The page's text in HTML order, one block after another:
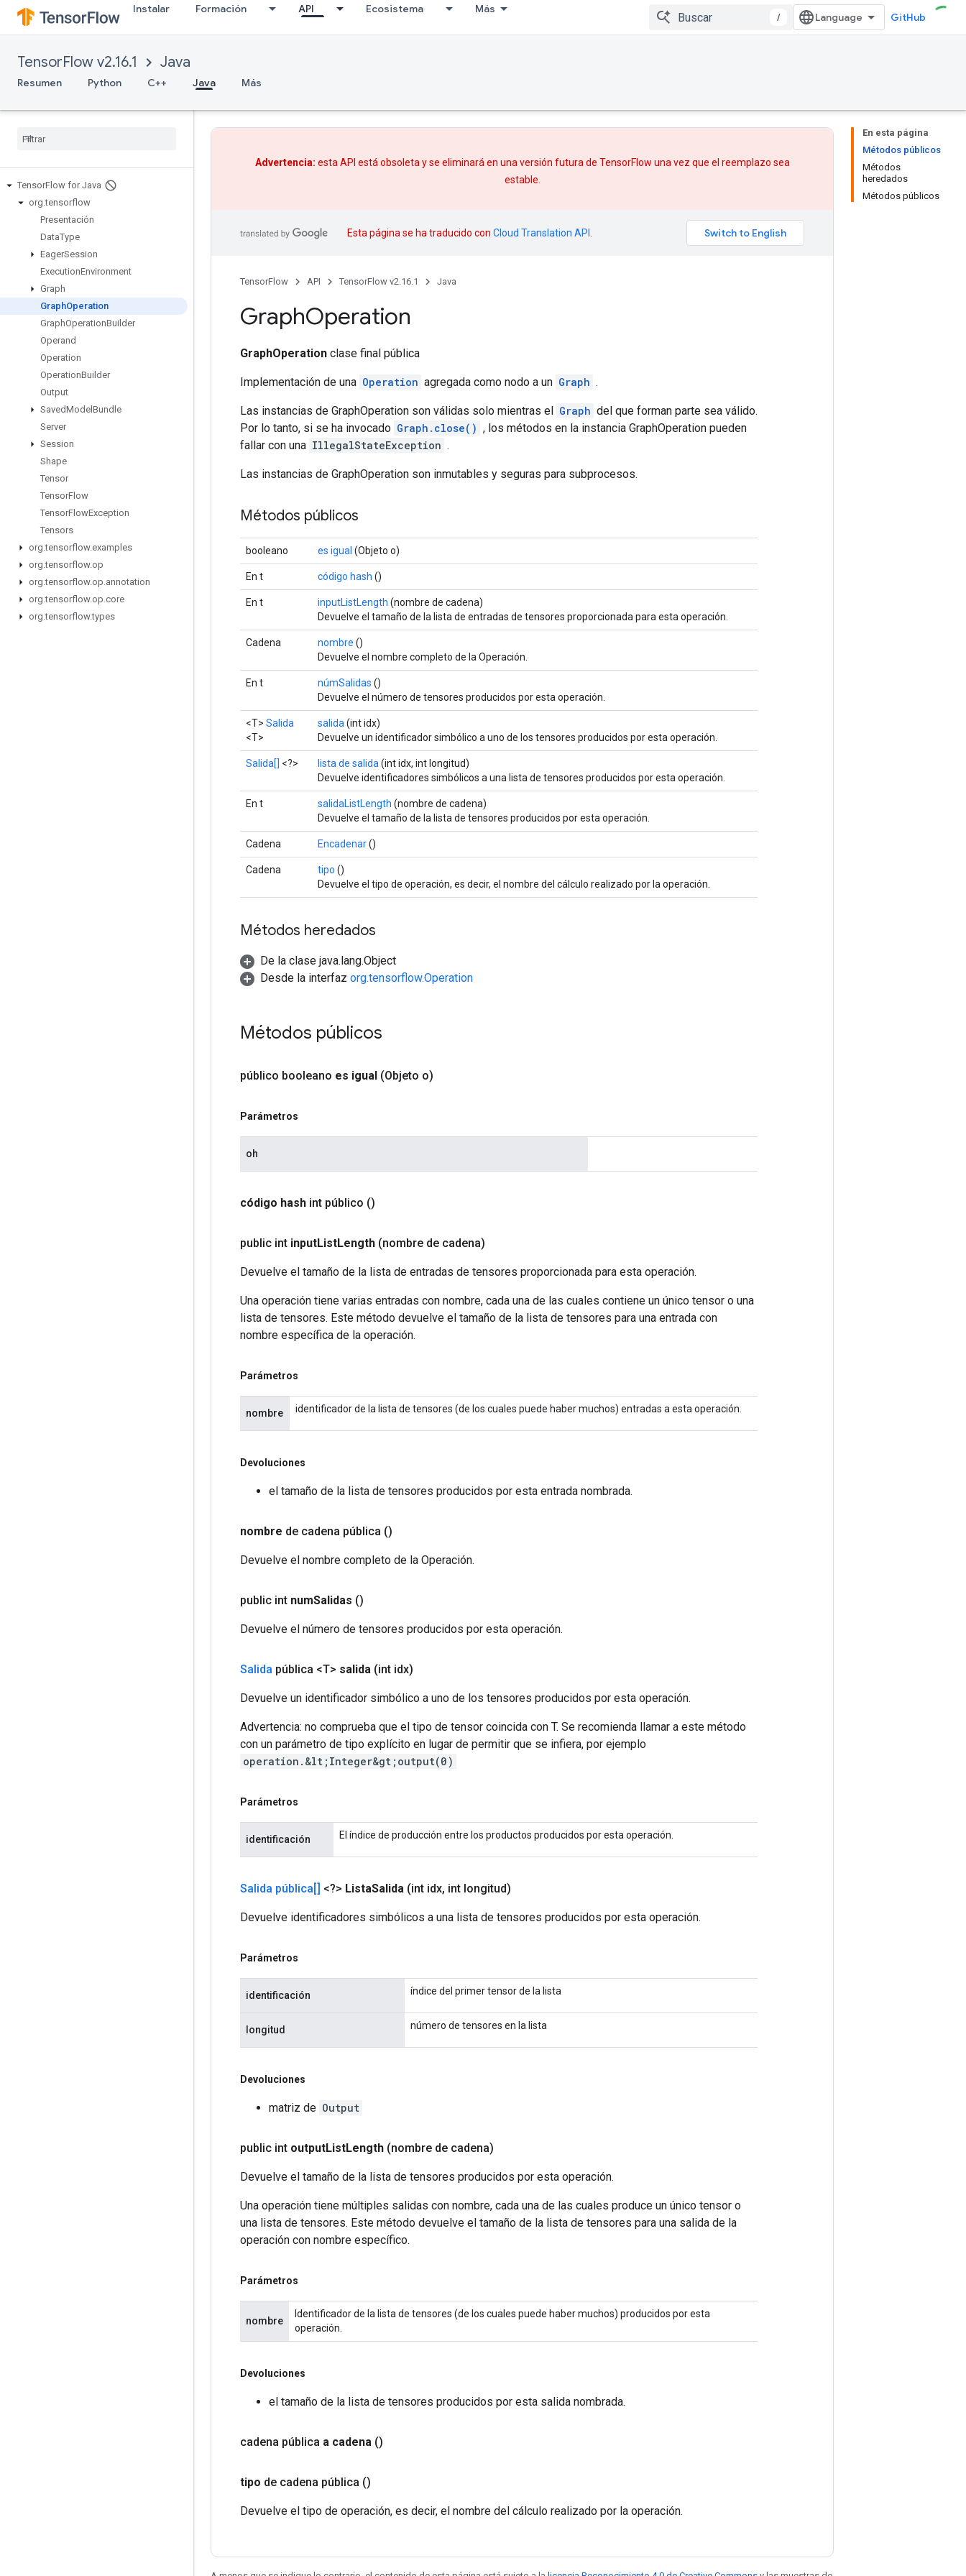
Instalar Formación API Ecosistema Más
/ GitHub
TensorFlow v2.16.1 Java
Resumen Python C++ Java Más
TensorFlow for Java
org.tensorflow
Presentación
DataType
EagerSession
ExecutionEnvironment
Graph
GraphOperation
GraphOperationBuilder
Operand
Operation
OperationBuilder
Output
SavedModel Bundle
Server
Session
Shape
Tensor
TensorFlow
TensorFlowException
Tensors
org.tensorflow.examples
org.tensorflow.op
org.tensorflow.op.annotation
org.tensorflow.op.core
org.tensorflow.types
En esta página
Métodos públicos
Métodos
heredados
Métodos públicos
Advertencia: esta API está obsoleta y se eliminará en una versión futura de TensorFlow una vez que el reemplazo sea
estable.
Esta página se ha traducido con Cloud Translation API
TensorFlow API TensorFlow v2.16.1 Java
GraphOperation
GraphOperation clase final pública
Implementación de una Operation agregada como nodo a un Graph .
Las instancias de GraphOperation son válidas solo mientras el Graph del que forman parte sea válido.
Por lo tanto, si se ha invocado Graph.close() , los métodos en la instancia GraphOperation pueden
fallar con una IllegalStateException .
Las instancias de GraphOperation son inmutables y seguras para subprocesos.
Métodos públicos
booleano es igual (Objeto o)
En t código hash ()
En t inputListLength (nombre de cadena)
Devuelve el tamaño de la lista de entradas de tensores proporcionada para esta operación.
Cadena nombre ()
Devuelve el nombre completo de la Operación.
En t númSalidas ()
Devuelve el número de tensores producidos por esta operación.
<T> Salida
<T>
salida (int idx)
Devuelve un identificador simbólico a uno de los tensores producidos por esta operación.
Salida[] <?> lista de salida (int idx, int longitud)
Devuelve identificadores simbólicos a una lista de tensores producidos por esta operación.
En t salidaListLength (nombre de cadena)
Devuelve el tamaño de la lista de tensores producidos por esta operación.
Cadena Encadenar()
Cadena tipo ()
Devuelve el tipo de operación, es decir, el nombre del cálculo realizado por la operación.
Métodos heredados
De la clase java.lang.Object
Desde la interfaz org.tensorflow.Operation
Métodos públicos
público booleano es igual (Objeto o)
Parámetros
oh
código hash int público ()
public int inputListLength (nombre de cadena)
Devuelve el tamaño de la lista de entradas de tensores proporcionada para esta operación.
Una operación tiene varias entradas con nombre, cada una de las cuales contiene un único tensor o una
lista de tensores. Este método devuelve el tamaño de la lista de tensores para una entrada con
nombre específica de la operación.
Parámetros
nombre identificador de la lista de tensores (de los cuales puede haber muchos) entradas a esta operación.
Devoluciones
el tamaño de la lista de tensores producidos por esta entrada nombrada.
nombre de cadena pública ()
Devuelve el nombre completo de la Operación.
public int numSalidas ()
Devuelve el número de tensores producidos por esta operación.
Salida pública <T> salida (int idx)
Devuelve un identificador simbólico a uno de los tensores producidos por esta operación.
Advertencia: no comprueba que el tipo de tensor coincida con T. Se recomienda llamar a este método
con un parámetro de tipo explícito en lugar de permitir que se infiera, por ejemplo
operation.&lt;Integer&gt;output(0)
Parámetros
identificación El índice de producción entre los productos producidos por esta operación.
Salida pública[] <?> ListaSalida (int idx, int longitud)
Devuelve identificadores simbólicos a una lista de tensores producidos por esta operación.
Parámetros
identificación índice del primer tensor de la lista
longitud número de tensores en la lista
Devoluciones
matriz de Output
public int outputListLength (nombre de cadena)
Devuelve el tamaño de la lista de tensores producidos por esta operación.
Una operación tiene múltiples salidas con nombre, cada una de las cuales produce un único tensor o
una lista de tensores. Este método devuelve el tamaño de la lista de tensores para una salida de la
operación con nombre específico.
Parámetros
nombre
Identificador de la lista de tensores (de los cuales puede haber muchos) producidos por esta
operación.
Devoluciones
el tamaño de la lista de tensores producidos por esta salida nombrada.
cadena pública a cadena ()
tipo de cadena pública ()
Devuelve el tipo de operación, es decir, el nombre del cálculo realizado por la operación.